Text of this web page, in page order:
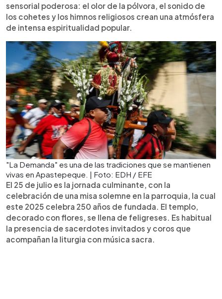
sensorial poderosa: el olor de la pólvora, el sonido de
los cohetes y los himnos religiosos crean una atmósfera
de intensa espiritualidad popular.
"La Demanda" es una de las tradiciones que se mantienen
vivas en Apastepeque. | Foto: EDH / EFE
El 25 de julio es la jornada culminante, con la
celebración de una misa solemne en la parroquia, la cual
este 2025 celebra 250 años de fundada. El templo,
decorado con flores, se llena de feligreses. Es habitual
la presencia de sacerdotes invitados y coros que
acompañan la liturgia con música sacra.